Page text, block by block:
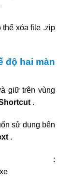
thể xóa file .zip
độ hai màn
giữ trên vùng
.
sử dụng bên
.
: